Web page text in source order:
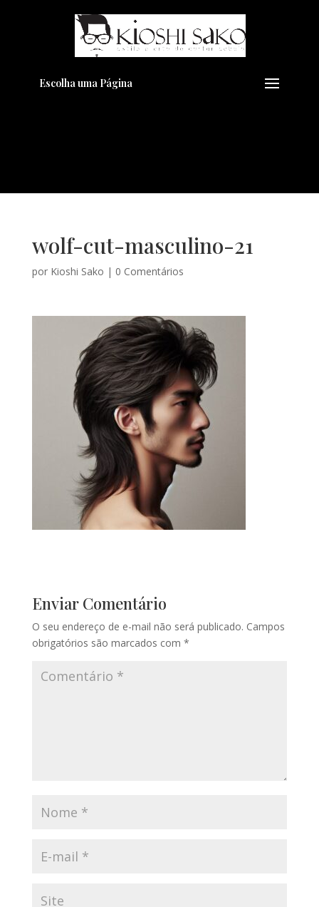
Escolha uma Página
wolf-cut-masculino-21
por Kioshi Sako | 0 Comentários
Enviar Comentário
O seu endereço de e-mail não será publicado. Campos
obrigatórios são marcados com *
Pensando em transformar seu
Visual??